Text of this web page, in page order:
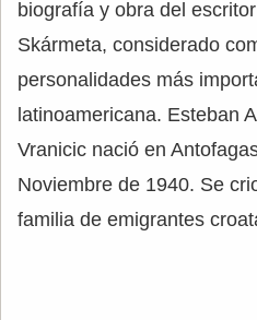
biografía y obra del
Skármeta, considerado
personalidades más
latinoamericana. Esteban
Vranicic nació en
Noviembre de 1940. Se
familia de emigrantes